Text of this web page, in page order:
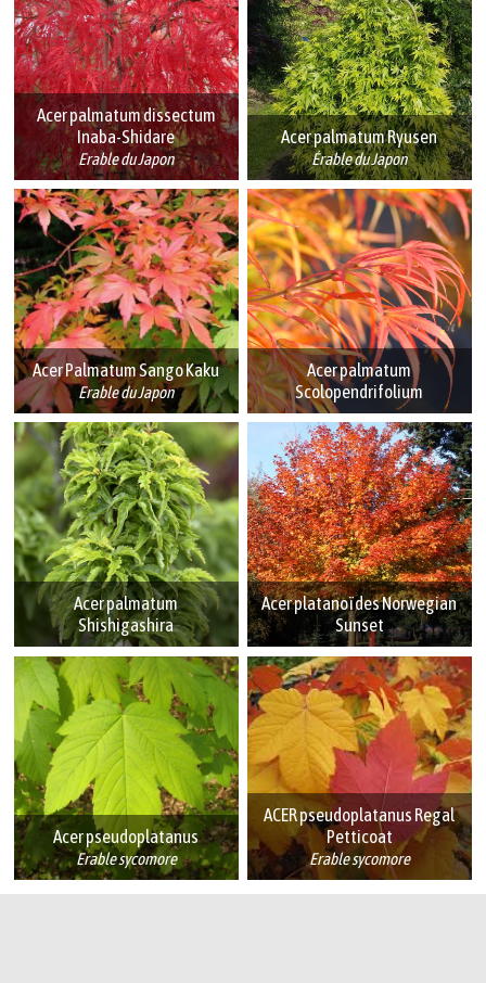
Acer palmatum dissectum
Inaba-Shidare
Erable du Japon
Acer palmatum Ryusen
Érable du Japon
Acer Palmatum Sango Kaku
Erable du Japon
Acer palmatum
Scolopendrifolium
Acer palmatum
Shishigashira
Acer platanoïdes Norwegian
Sunset
Acer pseudoplatanus
Erable sycomore
ACER pseudoplatanus Regal
Petticoat
Erable sycomore